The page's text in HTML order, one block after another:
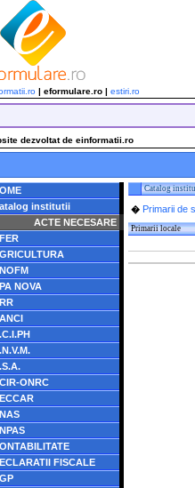
| eformulare.ro | estiri.ro
dezvoltat de einformatii.ro
institutii
ACTE NECESARE
NOVA
ONRC
FISCALE
Catalog
� Primarii de
Primarii locale